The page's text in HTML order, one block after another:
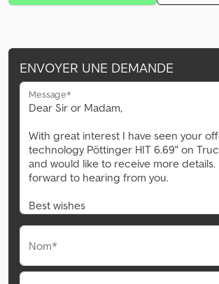
ENVOYER UNE DEMANDE
Message*
Nom*